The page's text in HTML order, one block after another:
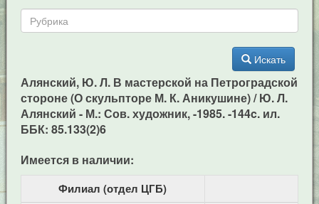
Искать
Алянский, Ю. Л. В мастерской на Петроградской
стороне (О скульпторе М. К. Аникушине) / Ю. Л.
Алянский - М.: Сов. художник, -1985. -144c. ил.
ББК: 85.133(2)6
Имеется в наличии:
Филиал (отдел ЦГБ)